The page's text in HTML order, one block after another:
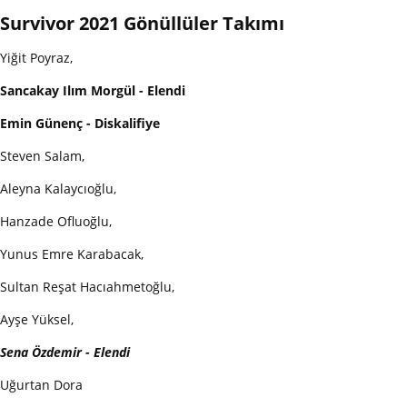
Survivor 2021 Gönüllüler Takımı
Yiğit Poyraz,
Sancakay Ilım Morgül - Elendi
Emin Günenç - Diskalifiye
Steven Salam,
Aleyna Kalaycıoğlu,
Hanzade Ofluoğlu,
Yunus Emre Karabacak,
Sultan Reşat Hacıahmetoğlu,
Ayşe Yüksel,
Sena Özdemir - Elendi
Uğurtan Dora